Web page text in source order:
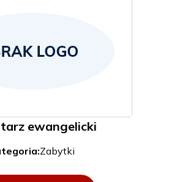
ewangelicki
Zabytki